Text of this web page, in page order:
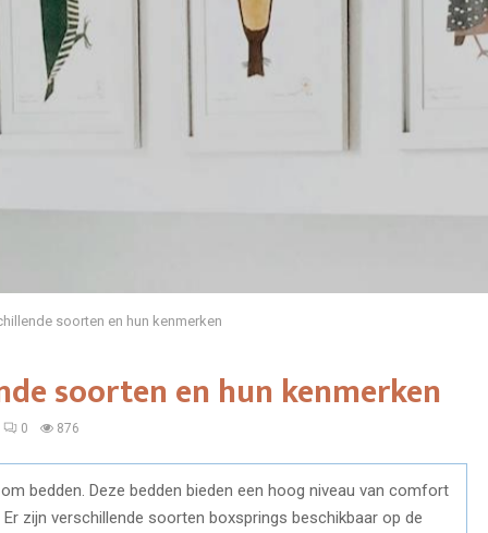
soorten en hun kenmerken
soorten en hun kenmerken
0 876
bedden. Deze bedden bieden een hoog niveau van comfort
zijn verschillende soorten boxsprings beschikbaar op de